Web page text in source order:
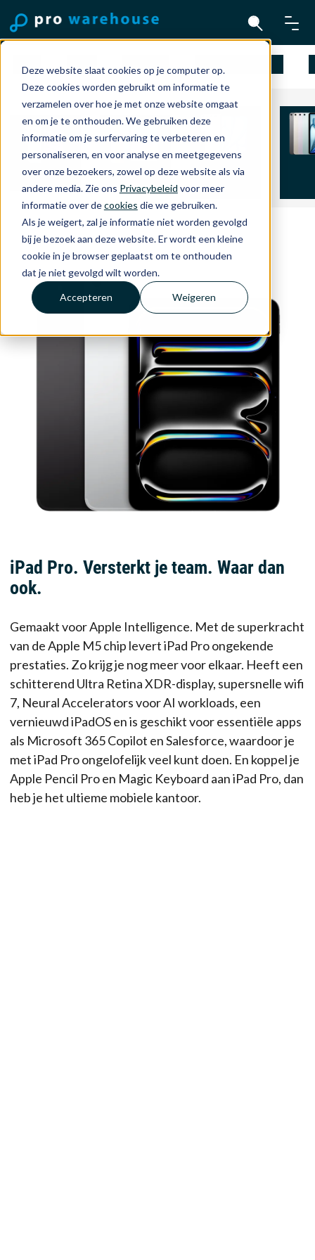
Deze website slaat cookies op je computer op.
Deze cookies worden gebruikt om informatie te
verzamelen over hoe je met onze website omgaat
en om je te onthouden. We gebruiken deze
informatie om je surfervaring te verbeteren en
personaliseren, en voor analyse en meetgegevens
over onze bezoekers, zowel op deze website als via
andere media. Zie ons Privacybeleid voor meer
informatie over decookies die we gebruiken.
Als je weigert, zal je informatie niet worden gevolgd
bij je bezoek aan deze website. Er wordt een kleine
cookie in je browser geplaatst om te onthouden
dat je niet gevolgd wilt worden.
Accepteren Weigeren
Mac iPad iPhone Apple Watch
iPad mini iPad 11 inch
iPad Air 11
inch
iPad Pro. Versterkt je team. Waar dan
ook.
Gemaakt voor Apple Intelligence. Met de superkracht
van de Apple M5 chip levert iPad Pro ongekende
prestaties. Zo krijg je nog meer voor elkaar. Heeft een
schitterend Ultra Retina XDR-display, supersnelle wifi
7, Neural Accelerators voor AI workloads, een
vernieuwd iPadOS en is geschikt voor essentiële apps
als Microsoft 365 Copilot en Salesforce, waardoor je
met iPad Pro ongelofelijk veel kunt doen. En koppel je
Apple Pencil Pro en Magic Keyboard aan iPad Pro, dan
heb je het ultieme mobiele kantoor.